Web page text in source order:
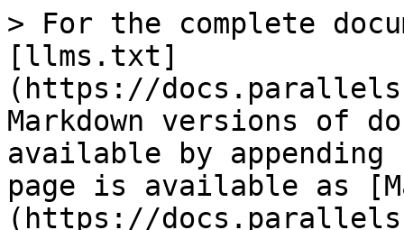
> For the complete
[llms.txt]
(https://
Markdown versions of
available by
page is available as
(https://